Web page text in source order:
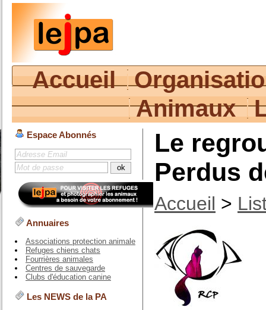
Accueil
Animaux
Espace Abonnés
Annuaires
Associations protection animale
Refuges chiens chats
Fourrières animales
Centres de sauvegarde
Clubs d'éducation canine
Les NEWS de la PA
Le
Perdus
Accueil >